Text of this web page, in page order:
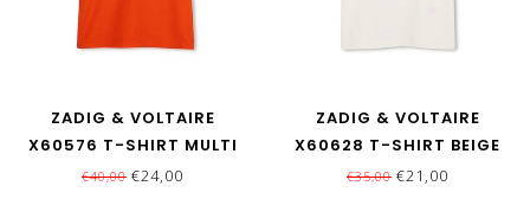
ZADIG & VOLTAIRE
X60576 T-SHIRT MULTI
€40,00 €24,00
ZADIG & VOLTAIRE
X60628 T-SHIRT BEIGE
€35,00 €21,00